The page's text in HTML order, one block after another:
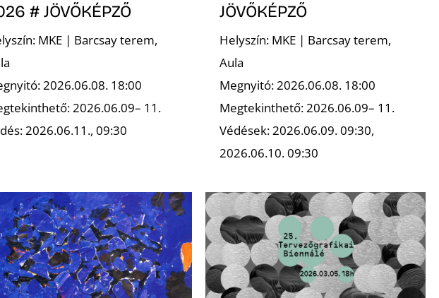
# JÖVŐKÉPZŐ
MKE | Barcsay terem,
2026.06.08. 18:00
2026.06.09– 11.
2026.06.11., 09:30
JÖVŐKÉPZŐ
Helyszín: MKE | Barcsay terem,
Aula
Megnyitó: 2026.06.08. 18:00
Megtekinthető: 2026.06.09– 11.
Védések: 2026.06.09. 09:30,
2026.06.10. 09:30